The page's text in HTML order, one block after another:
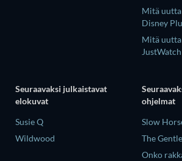
Mitä
Disney
Mitä
Seuraavaksi julkaistavat
elokuvat
Susie Q
Wildwood
ohjelmat
Slow
The
Onko